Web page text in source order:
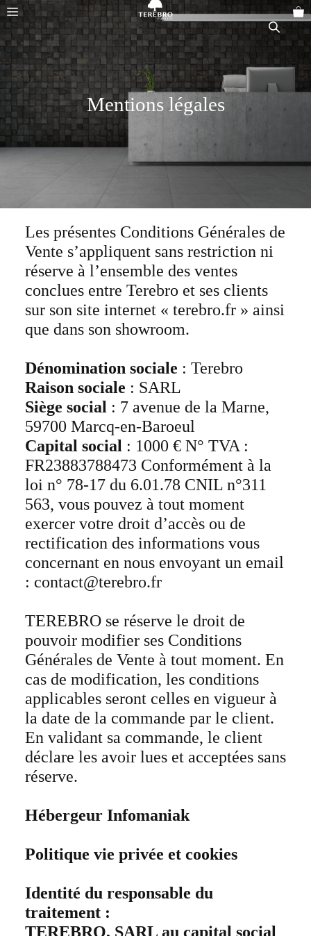
Aller
au
contenu
Mentions légales
Menu
Les présentes Conditions Générales de
Vente s’appliquent sans restriction ni
réserve à l’ensemble des ventes
conclues entre Terebro et ses clients
sur son site internet « terebro.fr » ainsi
que dans son showroom.
Dénomination sociale : Terebro
Raison sociale : SARL
Siège social : 7 avenue de la Marne,
59700 Marcq-en-Baroeul
Capital social : 1000 € N° TVA :
FR23883788473 Conformément à la
loi n° 78-17 du 6.01.78 CNIL n°311
563, vous pouvez à tout moment
exercer votre droit d’accès ou de
rectification des informations vous
concernant en nous envoyant un email
: contact@terebro.fr
TEREBRO se réserve le droit de
pouvoir modifier ses Conditions
Générales de Vente à tout moment. En
cas de modification, les conditions
applicables seront celles en vigueur à
la date de la commande par le client.
En validant sa commande, le client
déclare les avoir lues et acceptées sans
réserve.
Hébergeur Infomaniak
Politique vie privée et cookies
Identité du responsable du
traitement :
TEREBRO, SARL au capital social